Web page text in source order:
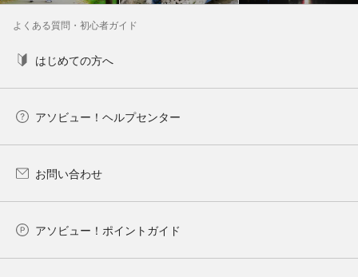
よくある質問・初心者ガイド
はじめての方へ
アソビュー！ヘルプセンター
お問い合わせ
アソビュー！ポイントガイド